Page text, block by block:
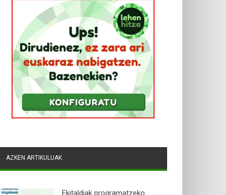
AZKEN ARTIKULUAK
Ekitaldiak programatzeko